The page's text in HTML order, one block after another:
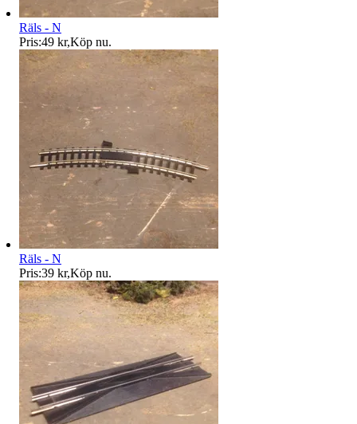
Räls - N
Pris:49 kr,Köp nu.
Räls - N
Pris:39 kr,Köp nu.